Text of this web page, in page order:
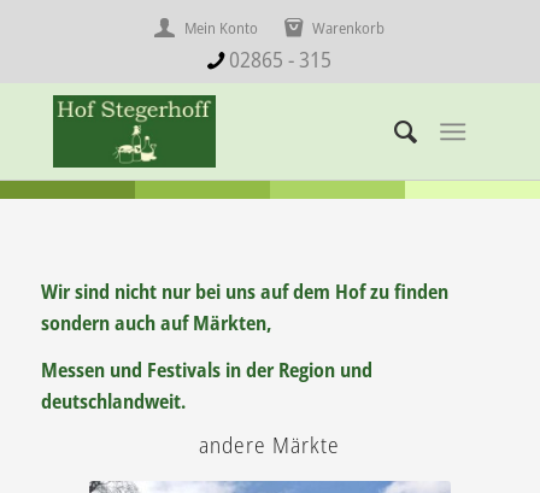
Mein Konto Warenkorb
02865 - 315
Wir sind nicht nur bei uns auf dem Hof zu finden
sondern auch auf Märkten,
Messen und Festivals in der Region und
deutschlandweit.
andere Märkte